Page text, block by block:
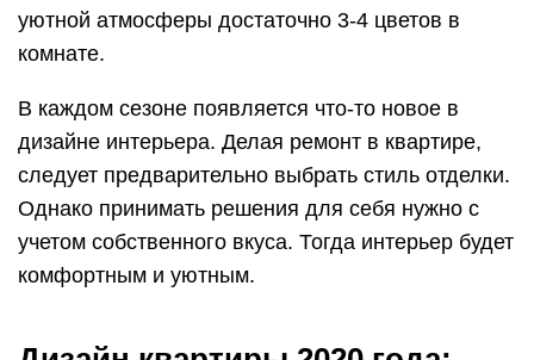
уютной атмосферы достаточно 3-4 цветов в
комнате.
В каждом сезоне появляется что-то новое в
дизайне интерьера. Делая ремонт в квартире,
следует предварительно выбрать стиль отделки.
Однако принимать решения для себя нужно с
учетом собственного вкуса. Тогда интерьер будет
комфортным и уютным.